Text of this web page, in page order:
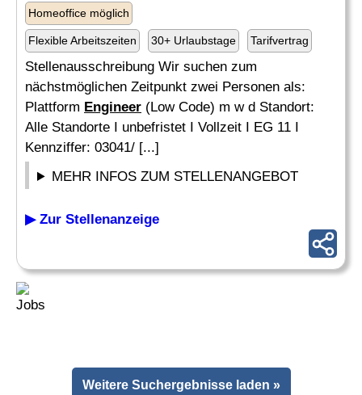
Homeoffice möglich
Flexible Arbeitszeiten 30+ Urlaubstage Tarifvertrag
Stellenausschreibung Wir suchen zum
nächstmöglichen Zeitpunkt zwei Personen als:
Plattform Engineer (Low Code) m w d Standort:
Alle Standorte I unbefristet I Vollzeit I EG 11 I
Kennziffer: 03041/ [...]
MEHR INFOS ZUM STELLENANGEBOT
▶ Zur Stellenanzeige
Weitere Suchergebnisse laden »